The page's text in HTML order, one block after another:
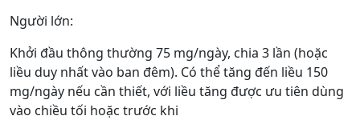
Người lớn:
Khởi đầu thông thường 75 mg/ngày, chia 3 lần (hoặc
liều duy nhất vào ban đêm). Có thể tăng đến liều 150
mg/ngày nếu cần thiết, với liều tăng được ưu tiên dùng
vào chiều tối hoặc trước khi